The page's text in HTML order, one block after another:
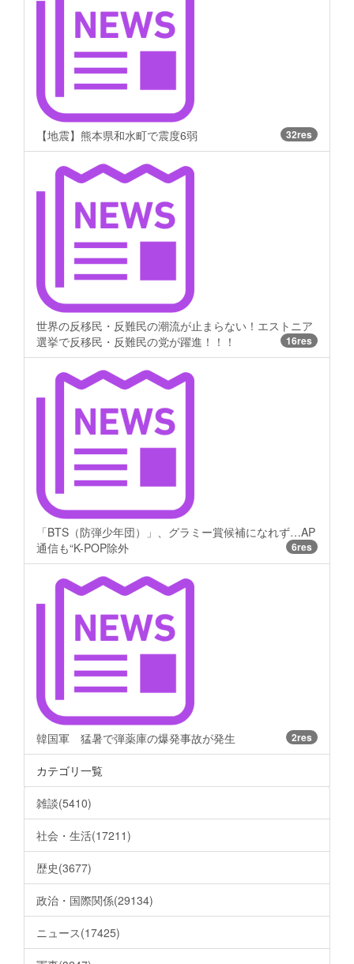
【地震】熊本県和水町で震度6弱 32res
世界の反移民・反難民の潮流が止まらない！エストニア
選挙で反移民・反難民の党が躍進！！！
16res
「BTS（防弾少年団）」、グラミー賞候補になれず…AP
通信も“K-POP除外
6res
韓国軍 猛暑で弾薬庫の爆発事故が発生 2res
カテゴリ一覧
雑談(5410)
社会・生活(17211)
歴史(3677)
政治・国際関係(29134)
ニュース(17425)